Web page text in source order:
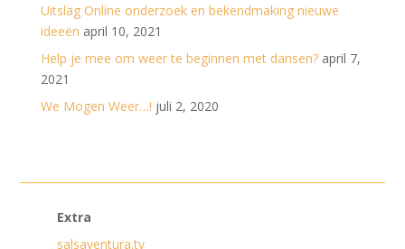
Uitslag Online onderzoek en bekendmaking nieuwe
ideeën april 10, 2021
Help je mee om weer te beginnen met dansen? april 7,
2021
We Mogen Weer…! juli 2, 2020
Extra
salsaventura.tv